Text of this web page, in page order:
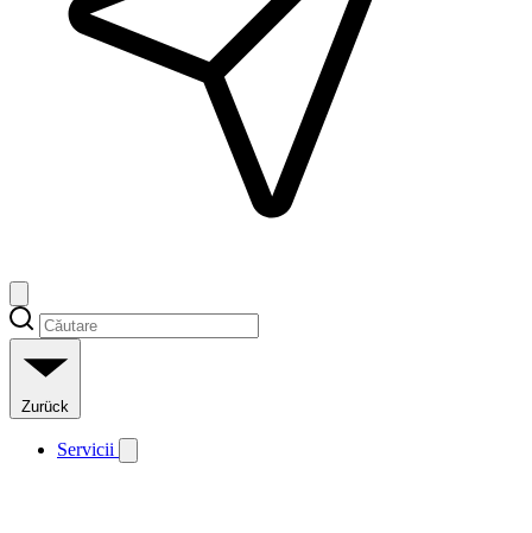
Zurück
Servicii